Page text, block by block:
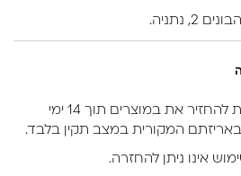
נתניה.
למזמין באתר יש את הזכות להחזיר את במוצרים תוך 14 ימי
המקורית במצב תקין בלבד.
אינו ניתן להחזרה.